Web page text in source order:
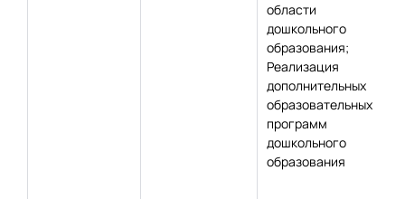
области
дошкольного
образования;
Реализация
дополнительных
образовательных
программ
дошкольного
образования